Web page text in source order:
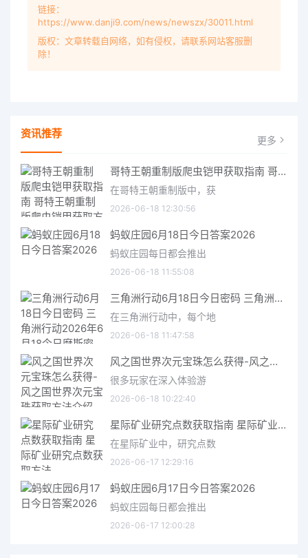
链接：
https://www.danji9.com/news/newszx/30011.html
版权：文章转载自网络，如有侵权，请联系网站客服删
除！
资讯推荐 更多
哥特王朝重制版爬虫铠甲获取指南 哥特王朝重制版爬虫铠甲获取方法
在哥特王朝重制版中，获
2026-06-18 12:30:56
蚂蚁庄园6月18日今日答案2026
蚂蚁庄园每日都会推出
2026-06-18 11:55:08
三角洲行动6月18日今日密码 三角洲行动2026年6月18今日摩斯密码分享
在三角洲行动中，每个地
2026-06-18 11:47:58
风之国世界次元宝珠怎么获得-风之国世界次元宝珠获取方法介绍
很多玩家在深入体验游
2026-06-18 10:22:40
星际矿业研究点数获取指南 星际矿业研究点数获取方法
在星际矿业中，研究点数
2026-06-17 12:29:16
蚂蚁庄园6月17日今日答案2026
蚂蚁庄园每日都会推出
2026-06-17 12:00:28